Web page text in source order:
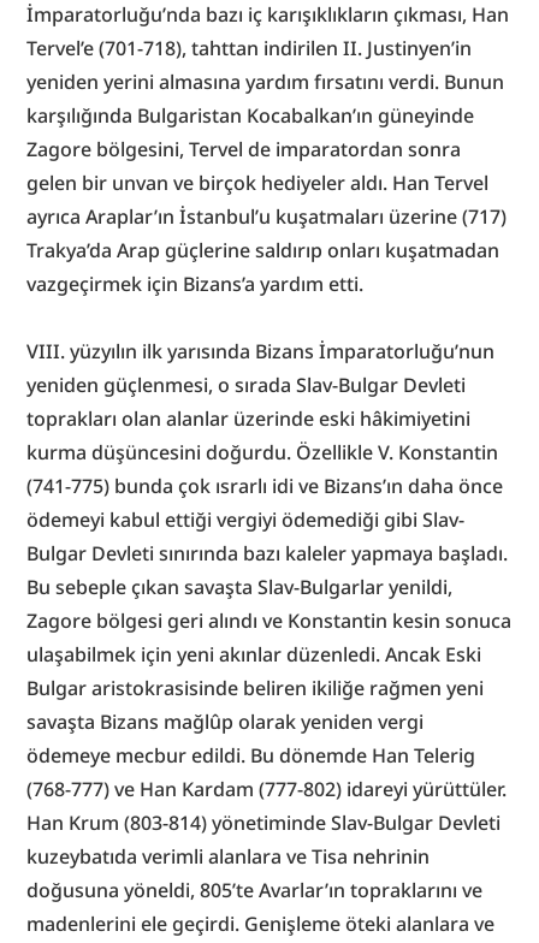
İmparatorluğu’nda bazı iç karışıklıkların çıkması, Han
Tervel’e (701-718), tahttan indirilen II. Justinyen’in
yeniden yerini almasına yardım fırsatını verdi. Bunun
karşılığında Bulgaristan Kocabalkan’ın güneyinde
Zagore bölgesini, Tervel de imparatordan sonra
gelen bir unvan ve birçok hediyeler aldı. Han Tervel
ayrıca Araplar’ın İstanbul’u kuşatmaları üzerine (717)
Trakya’da Arap güçlerine saldırıp onları kuşatmadan
vazgeçirmek için Bizans’a yardım etti.
VIII. yüzyılın ilk yarısında Bizans İmparatorluğu’nun
yeniden güçlenmesi, o sırada Slav-Bulgar Devleti
toprakları olan alanlar üzerinde eski hâkimiyetini
kurma düşüncesini doğurdu. Özellikle V. Konstantin
(741-775) bunda çok ısrarlı idi ve Bizans’ın daha önce
ödemeyi kabul ettiği vergiyi ödemediği gibi Slav-
Bulgar Devleti sınırında bazı kaleler yapmaya başladı.
Bu sebeple çıkan savaşta Slav-Bulgarlar yenildi,
Zagore bölgesi geri alındı ve Konstantin kesin sonuca
ulaşabilmek için yeni akınlar düzenledi. Ancak Eski
Bulgar aristokrasisinde beliren ikiliğe rağmen yeni
savaşta Bizans mağlûp olarak yeniden vergi
ödemeye mecbur edildi. Bu dönemde Han Telerig
(768-777) ve Han Kardam (777-802) idareyi yürüttüler.
Han Krum (803-814) yönetiminde Slav-Bulgar Devleti
kuzeybatıda verimli alanlara ve Tisa nehrinin
doğusuna yöneldi, 805’te Avarlar’ın topraklarını ve
madenlerini ele geçirdi. Genişleme öteki alanlara ve